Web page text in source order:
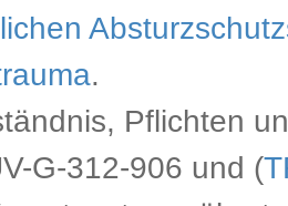
.
Pflichten
G-312-906 und (